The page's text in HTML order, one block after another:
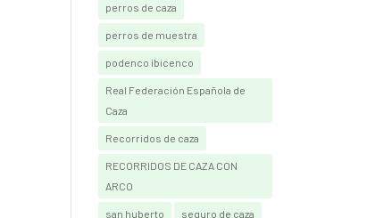
perros de caza
perros de muestra
podenco ibicenco
Real Federación Española de
Caza
Recorridos de caza
RECORRIDOS DE CAZA CON
ARCO
san huberto seguro de caza